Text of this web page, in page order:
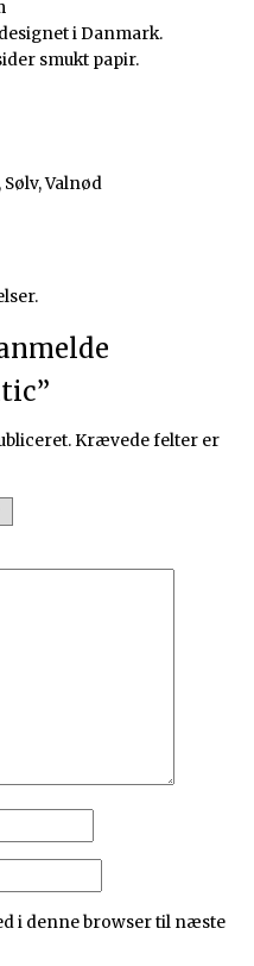
i Danmark.
smukt papir.
Valnød
Krævede felter er
i denne browser til næste